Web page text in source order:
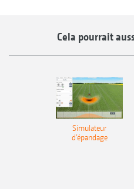
Cela pourrait
Simulateur
d‘épandage